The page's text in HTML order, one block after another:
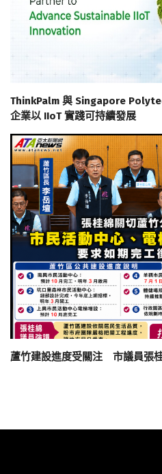
ThinkPalm 與 Singapore
企業以 IIoT 實踐可持續發展
蘆竹建設進度受關注 市議員張